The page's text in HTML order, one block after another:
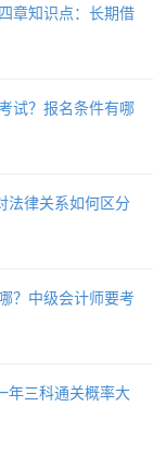
章知识点：长期借
试？报名条件有哪
法律关系如何区分
？中级会计师要考
年三科通关概率大